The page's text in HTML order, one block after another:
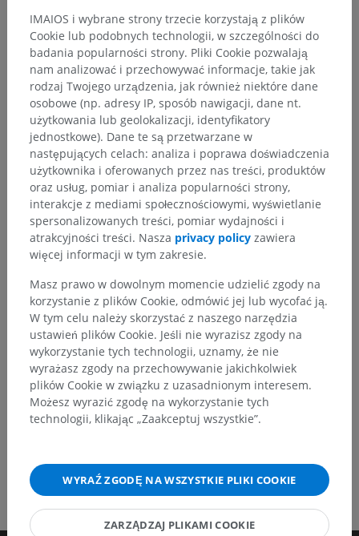
Anatomia człowieka 1
Tłumaczenia
Zauważyłeś błąd?
Zachęcamy do przesyłania sugestii poprawek,
tłumaczeń lub innych treści, które przełożą się na
lepszą jakość materiałów.
Zgłoś problem
POBIERZ APLIKACJĘ
IMAIOS i wybrane strony trzecie korzystają z plików
Cookie lub podobnych technologii, w szczególności do
badania popularności strony. Pliki Cookie pozwalają
nam analizować i przechowywać informacje, takie jak
rodzaj Twojego urządzenia, jak również niektóre dane
osobowe (np. adresy IP, sposób nawigacji, dane nt.
użytkowania lub geolokalizacji, identyfikatory
jednostkowe). Dane te są przetwarzane w
następujących celach: analiza i poprawa doświadczenia
użytkownika i oferowanych przez nas treści, produktów
oraz usług, pomiar i analiza popularności strony,
interakcje z mediami społecznościowymi, wyświetlanie
spersonalizowanych treści, pomiar wydajności i
atrakcyjności treści. Nasza privacy policy zawiera
więcej informacji w tym zakresie.
Masz prawo w dowolnym momencie udzielić zgody na
korzystanie z plików Cookie, odmówić jej lub wycofać ją.
W tym celu należy skorzystać z naszego narzędzia
ustawień plików Cookie. Jeśli nie wyrazisz zgody na
wykorzystanie tych technologii, uznamy, że nie
wyrażasz zgody na przechowywanie jakichkolwiek
plików Cookie w związku z uzasadnionym interesem.
Możesz wyrazić zgodę na wykorzystanie tych
technologii, klikając „Zaakceptuj wszystkie”.
WYRAŹ ZGODĘ NA WSZYSTKIE PLIKI COOKIE
ZARZĄDZAJ PLIKAMI COOKIE